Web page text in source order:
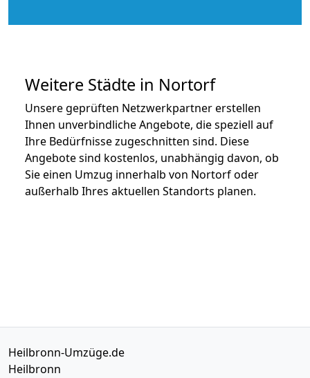
Weitere Städte in Nortorf
Unsere geprüften Netzwerkpartner erstellen
Ihnen unverbindliche Angebote, die speziell auf
Ihre Bedürfnisse zugeschnitten sind. Diese
Angebote sind kostenlos, unabhängig davon, ob
Sie einen Umzug innerhalb von Nortorf oder
außerhalb Ihres aktuellen Standorts planen.
Heilbronn-Umzüge.de
Heilbronn